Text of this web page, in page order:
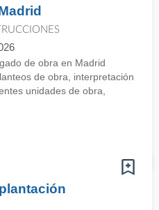
de obra en Madrid
de obra, interpretación
unidades de obra,